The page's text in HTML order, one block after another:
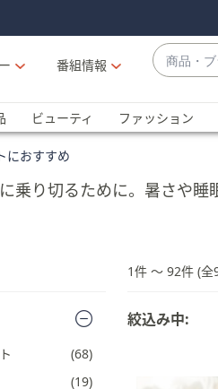
番組情報
商
品・
ラ
ン
名
か
す
補
が
可
合、
下
ビューティ ファッション
におすすめ
乗り切るために。暑さや
(68)
(19)
1件 〜 92件 (全
絞込み中: